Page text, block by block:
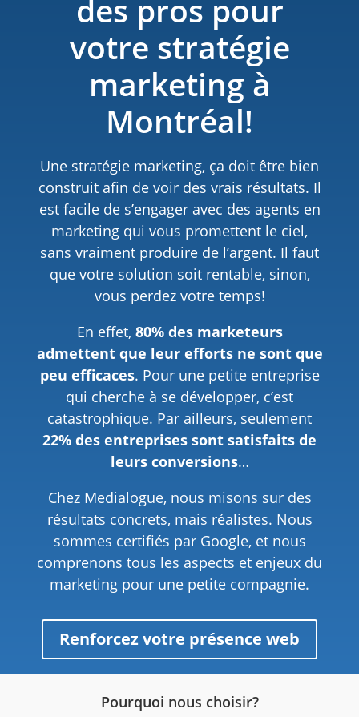
des pros pour
votre stratégie
marketing à
Montréal!
Une stratégie marketing, ça doit être bien
construit afin de voir des vrais résultats. Il
est facile de s’engager avec des agents en
marketing qui vous promettent le ciel,
sans vraiment produire de l’argent. Il faut
que votre solution soit rentable, sinon,
vous perdez votre temps!
En effet, 80% des marketeurs
admettent que leur efforts ne sont que
peu efficaces. Pour une petite entreprise
qui cherche à se développer, c’est
catastrophique. Par ailleurs, seulement
22% des entreprises sont satisfaits de
leurs conversions…
Chez Medialogue, nous misons sur des
résultats concrets, mais réalistes. Nous
sommes certifiés par Google, et nous
comprenons tous les aspects et enjeux du
marketing pour une petite compagnie.
Renforcez votre présence web
Pourquoi nous choisir?